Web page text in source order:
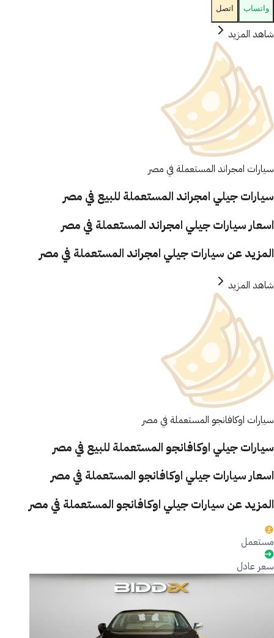
واتساب اتصل
شاهد المزيد
سيارات امجراند المستعملة في مصر
سيارات جيلي امجراند المستعملة للبيع في مصر
اسعار سيارات جيلي امجراند المستعملة في مصر
المزيد عن سيارات جيلي امجراند المستعملة في مصر
شاهد المزيد
سيارات اوكافانجو المستعملة في مصر
سيارات جيلي اوكافانجو المستعملة للبيع في مصر
اسعار سيارات جيلي اوكافانجو المستعملة في مصر
المزيد عن سيارات جيلي اوكافانجو المستعملة في مصر
مستعمل
سعر عادل